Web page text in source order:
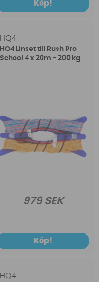
Köp!
HQ4
HQ4 Linset till Rush Pro
School 4 x 20m - 200 kg
979 SEK
Köp!
HQ4